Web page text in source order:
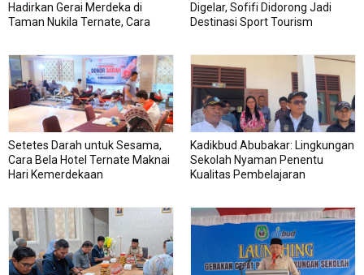
Hadirkan Gerai Merdeka di
Taman Nukila Ternate, Cara
Digelar, Sofifi Didorong Jadi
Destinasi Sport Tourism
Setetes Darah untuk Sesama,
Cara Bela Hotel Ternate Maknai
Hari Kemerdekaan
Kadikbud Abubakar: Lingkungan
Sekolah Nyaman Penentu
Kualitas Pembelajaran